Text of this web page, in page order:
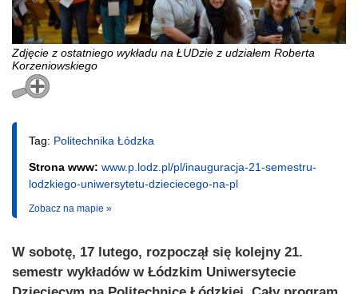
Zdjęcie z ostatniego wykładu na ŁUDzie z udziałem Roberta
Korzeniowskiego
Tag: Politechnika Łódzka
Strona www: www.p.lodz.pl/pl/inauguracja-21-semestru-
lodzkiego-uniwersytetu-dzieciecego-na-pl
Zobacz na mapie »
W sobotę, 17 lutego, rozpoczął się kolejny 21.
semestr wykładów w Łódzkim Uniwersytecie